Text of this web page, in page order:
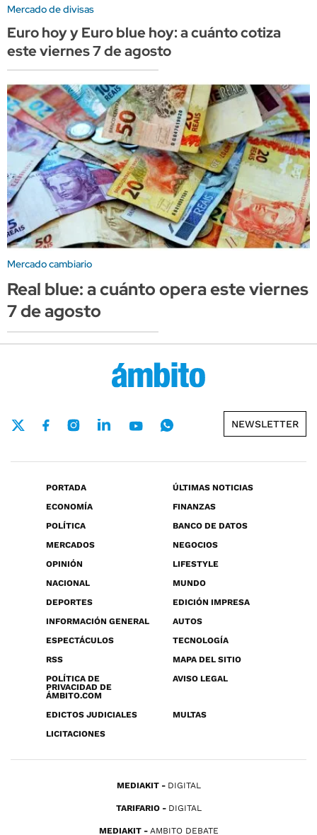
Mercado de divisas
Euro hoy y Euro blue hoy: a cuánto cotiza
este viernes 7 de agosto
Mercado cambiario
Real blue: a cuánto opera este viernes
7 de agosto
NEWSLETTER
PORTADA
ÚLTIMAS NOTICIAS
ECONOMÍA
FINANZAS
POLÍTICA
BANCO DE DATOS
MERCADOS
NEGOCIOS
OPINIÓN
LIFESTYLE
NACIONAL
MUNDO
DEPORTES
EDICIÓN IMPRESA
INFORMACIÓN GENERAL
AUTOS
ESPECTÁCULOS
TECNOLOGÍA
RSS
MAPA DEL SITIO
POLÍTICA DE
PRIVACIDAD DE
ÁMBITO.COM
AVISO LEGAL
EDICTOS JUDICIALES
MULTAS
LICITACIONES
MEDIAKIT DIGITAL
TARIFARIO DIGITAL
MEDIAKIT AMBITO DEBATE